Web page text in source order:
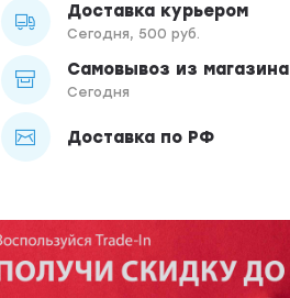
Доставка курьером
Сегодня, 500 руб.
Самовывоз из магазина
Сегодня
Доставка по РФ